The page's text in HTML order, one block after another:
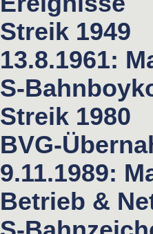
Streik 1949
13.8.1961:
S-
Streik 1980
BVG-
9.11.1989:
Betrieb &